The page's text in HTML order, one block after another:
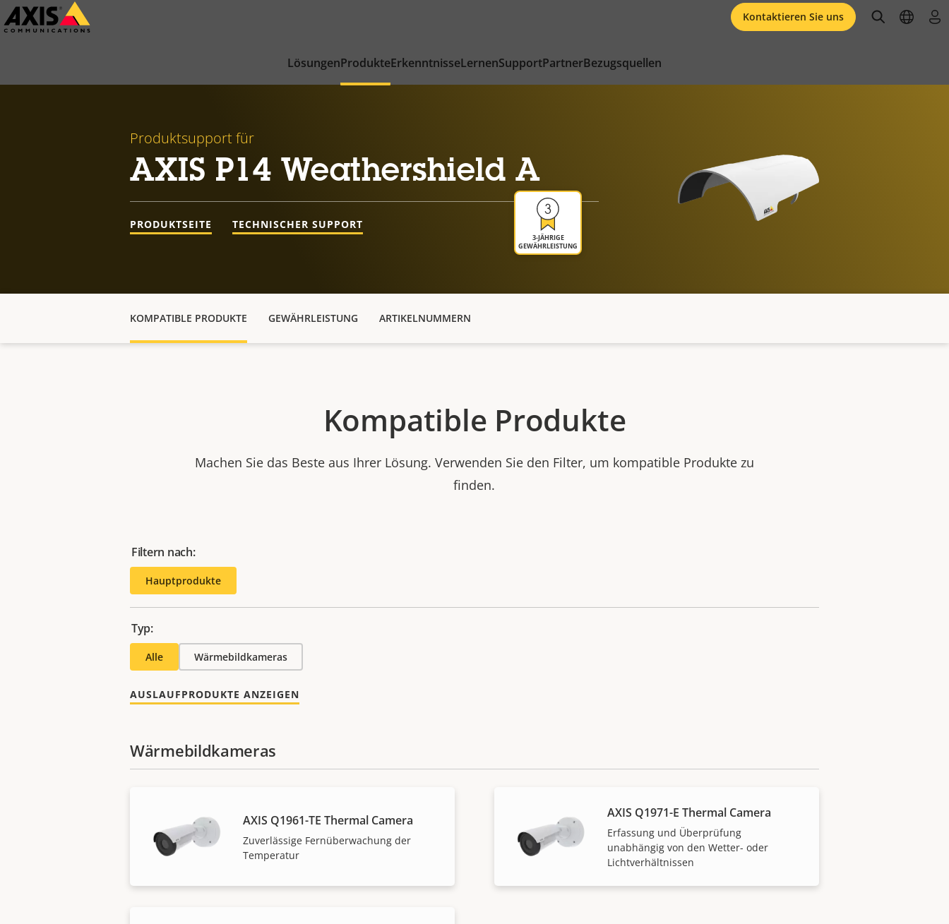
Zum
Hauptinhalt
LösungenProdukteErkenntnisseLernenSupportPartnerBezugsquellen
Kontaktieren Sie uns openopen
Produktsupport für
AXIS P14 Weathershield A
3-JÄHRIGE
GEWÄHRLEISTUNG
PRODUKTSEITE TECHNISCHER SUPPORT
KOMPATIBLE PRODUKTE GEWÄHRLEISTUNG ARTIKELNUMMERN
Kompatible Produkte
Machen Sie das Beste aus Ihrer Lösung. Verwenden Sie den Filter, um kompatible Produkte zu
finden.
Filtern nach:
Hauptprodukte
Typ:
Alle Wärmebildkameras
AUSLAUFPRODUKTE ANZEIGEN
Wärmebildkameras
AXIS Q1961-TE Thermal Camera
Zuverlässige Fernüberwachung der
Temperatur
AXIS Q1971-E Thermal Camera
Erfassung und Überprüfung
unabhängig von den Wetter- oder
Lichtverhältnissen